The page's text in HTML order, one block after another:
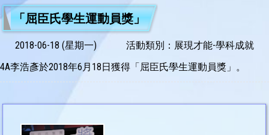
「屈臣氏學生運動員獎」
2018-06-18 (星期一)
活動類別：展現才能-學科成就
4A李浩彥於2018年6月18日獲得「屈臣氏學生運動員獎」。